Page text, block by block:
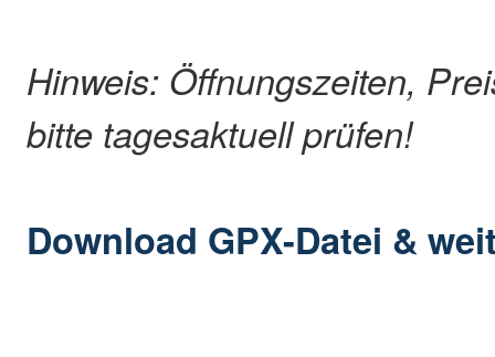
Hinweis: Öffnungszeiten,
bitte tagesaktuell prüfen!
Download GPX-Datei &